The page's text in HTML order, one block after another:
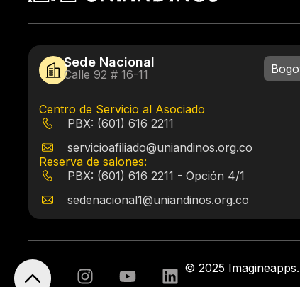
Sede Nacional
Calle 92 # 16-11
Centro de Servicio al Asociado
PBX: (601) 616 2211
servicioafiliado@uniandinos.org.co
Reserva de salones:
PBX: (601) 616 2211 - Opción 4/1
sedenacional1@uniandinos.org.co
© 2025